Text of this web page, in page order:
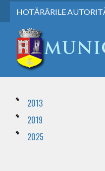
HOTĂRÂRILE
2013
2019
2025